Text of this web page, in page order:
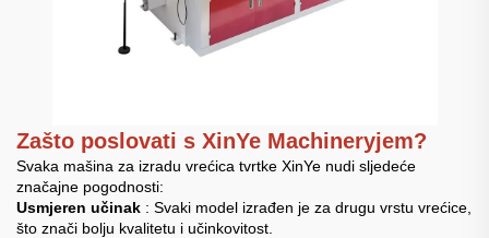
Zašto poslovati s XinYe Machineryjem?
Svaka mašina za izradu vrećica tvrtke XinYe nudi sljedeće
značajne pogodnosti:
Usmjeren učinak : Svaki model izrađen je za drugu vrstu vrećice,
što znači bolju kvalitetu i učinkovitost.